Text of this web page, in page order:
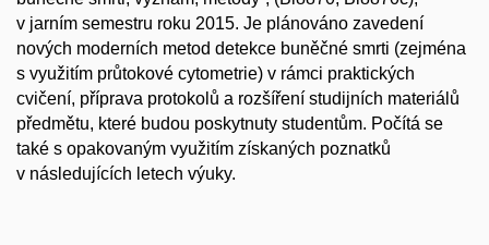
v jarním semestru roku 2015. Je plánováno zavedení
nových moderních metod detekce buněčné smrti (zejména
s využitím průtokové cytometrie) v rámci praktických
cvičení, příprava protokolů a rozšíření studijních materiálů
předmětu, které budou poskytnuty studentům. Počítá se
také s opakovaným využitím získaných poznatků
v následujících letech výuky.